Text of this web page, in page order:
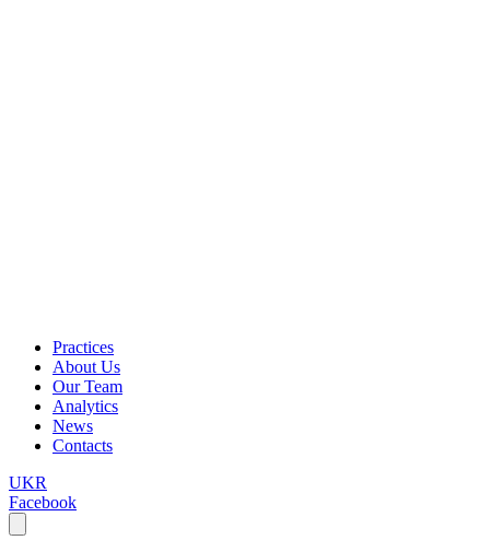
Practices
About Us
Our Team
Analytics
News
Contacts
UKR
Facebook